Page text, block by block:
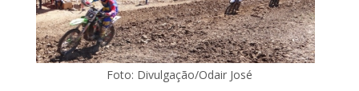
Foto: Divulgação/Odair José